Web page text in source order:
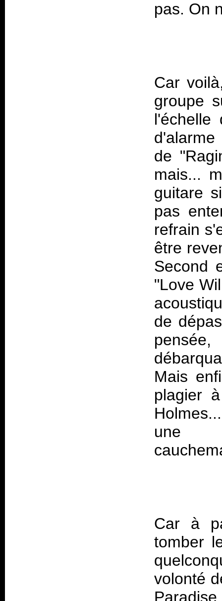
Car
groupe
l'échelle
d'alarme
de
mais...
guitare
pas
refrain
être
Second
"Love
de
Mais
plagier
une
Car à
tomber
volonté